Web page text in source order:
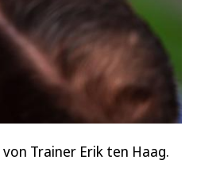
Trainer Erik ten Haag.